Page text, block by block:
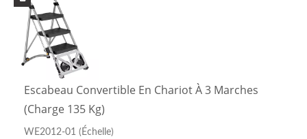
Escabeau Convertible En Chariot À 3 Marches
(Charge 135 Kg)
WE2012-01 (Échelle)